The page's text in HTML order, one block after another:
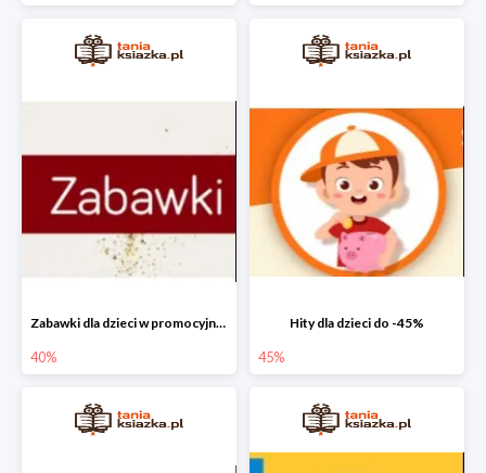
Zabawki dla dzieci w promocyjnych cenach do -40%!
40%
Hity dla dzieci do -45%
45%